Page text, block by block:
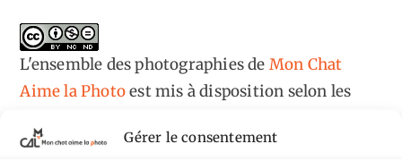
Gérer le consentement
L'ensemble des photographiesde Mon Chat
Aime la Photoest mis à disposition selon les
Attribution - Pas d'Utilisation Commerciale -